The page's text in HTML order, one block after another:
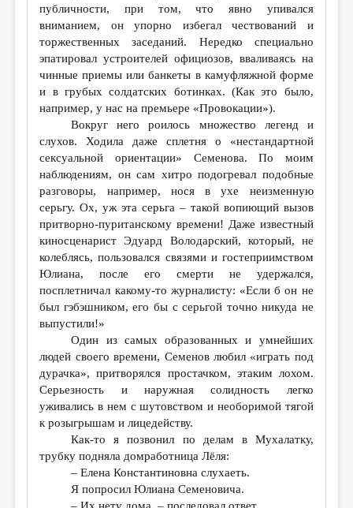
публичности, при том, что явно упивался
вниманием, он упорно избегал чествований и
торжественных заседаний. Нередко специально
эпатировал устроителей официозов, вваливаясь на
чинные приемы или банкеты в камуфляжной форме
и в грубых солдатских ботинках. (Как это было,
например, у нас на премьере «Провокации»).
Вокруг него роилось множество легенд и
слухов. Ходила даже сплетня о «нестандартной
сексуальной ориентации» Семенова. По моим
наблюдениям, он сам хитро подогревал подобные
разговоры, например, нося в ухе неизменную
серьгу. Ох, уж эта серьга – такой вопиющий вызов
притворно-пуританскому времени! Даже известный
киносценарист Эдуард Володарский, который, не
колеблясь, пользовался связями и гостеприимством
Юлиана, после его смерти не удержался,
посплетничал какому-то журналисту: «Если б он не
был гэбэшником, его бы с серьгой точно никуда не
выпустили!»
Один из самых образованных и умнейших
людей своего времени, Семенов любил «играть под
дурачка», притворялся простачком, этаким лохом.
Серьезность и наружная солидность легко
уживались в нем с шутовством и необоримой тягой
к розыгрышам и лицедейству.
Как-то я позвонил по делам в Мухалатку,
трубку подняла домработница Лёля:
– Елена Константиновна слухаеть.
Я попросил Юлиана Семеновича.